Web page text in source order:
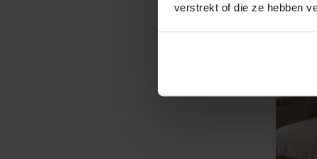
verstrekt of die ze hebben